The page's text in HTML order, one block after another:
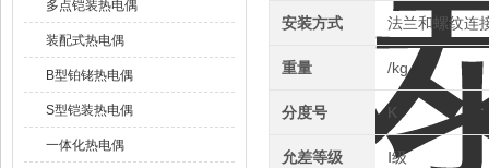
多点铠装热电偶
装配式热电偶
B型铂铑热电偶
S型铠装热电偶
一体化热电偶
安装方式 法兰和螺纹连
重量 /kg
分度号 K
允差等级 Ⅰ级